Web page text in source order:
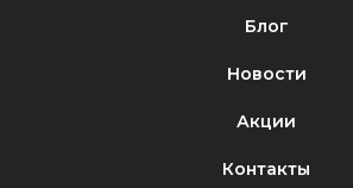
Блог
Новости
Акции
Контакты